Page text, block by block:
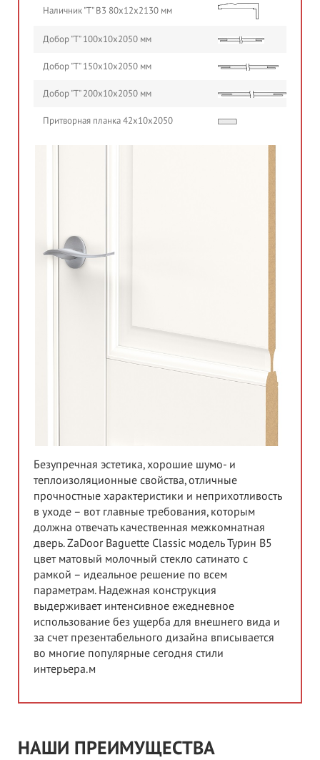
Наличник "Т" В3 80х12х2130 мм
Добор "Т" 100х10х2050 мм
Добор "Т" 150х10х2050 мм
Добор "Т" 200х10х2050 мм
Притворная планка 42х10х2050
Безупречная эстетика, хорошие шумо- и
теплоизоляционные свойства, отличные
прочностные характеристики и неприхотливость
в уходе – вот главные требования, которым
должна отвечать качественная межкомнатная
дверь. ZaDoor Baguette Classic модель Турин В5
цвет матовый молочный стекло сатинато с
рамкой – идеальное решение по всем
параметрам. Надежная конструкция
выдерживает интенсивное ежедневное
использование без ущерба для внешнего вида и
за счет презентабельного дизайна вписывается
во многие популярные сегодня стили
интерьера.м
НАШИ ПРЕИМУЩЕСТВА